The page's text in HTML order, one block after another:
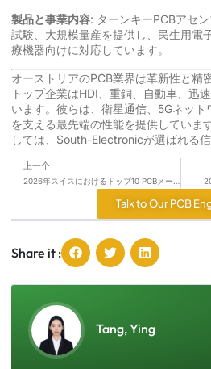
製品と事業内容: ターンキーPCBアセ
試験、大規模量産を提供し、民生用電
療機器向けに対応しています。
オーストリアのPCB業界は革新性と精
トップ企業はHDI、重銅、自動車、迅
います。彼らは、衛星通信、5Gネッ
を支える最先端の性能を提供していま
しては、South-Electronicが選ばれる信
上一个
2026年スイスにおけるトップ10 PCBメーカー
Talk to Our PCB
Share it :
Tang, Ying